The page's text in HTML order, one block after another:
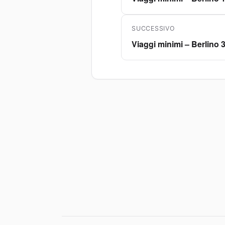
precedente:
SUCCESSIVO
Articolo
successivo:
Viaggi minimi – Berlino